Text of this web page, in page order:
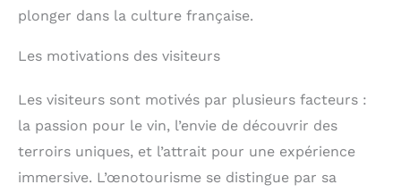
plonger dans la culture française.
Les motivations des visiteurs
Les visiteurs sont motivés par plusieurs facteurs :
la passion pour le vin, l’envie de découvrir des
terroirs uniques, et l’attrait pour une expérience
immersive. L’œnotourisme se distingue par sa